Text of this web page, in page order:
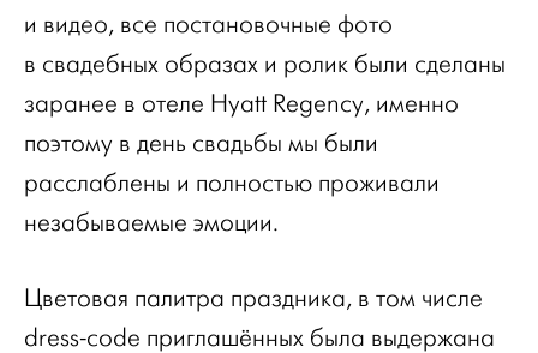
и видео, все постановочные фото
в свадебных образах и ролик были сделаны
заранее в отеле Hyatt Regency, именно
поэтому в день свадьбы мы были
расслаблены и полностью проживали
незабываемые эмоции.
Цветовая палитра праздника, в том числе
dress-code приглашённых была выдержана